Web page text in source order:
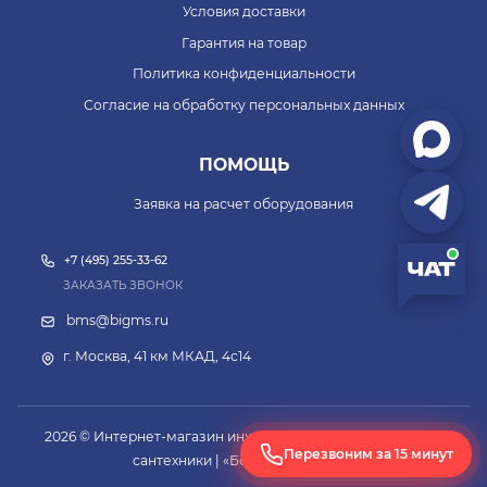
Условия доставки
Гарантия на товар
Политика конфиденциальности
Согласие на обработку персональных данных
ПОМОЩЬ
Заявка на расчет оборудования
+7 (495) 255-33-62
ЗАКАЗАТЬ ЗВОНОК
bms@bigms.ru
г. Москва, 41 км МКАД, 4с14
2026 © Интернет-магазин инженерной и промышленной
сантехники | «Большой Мастер»Перезвоним за 15 минут